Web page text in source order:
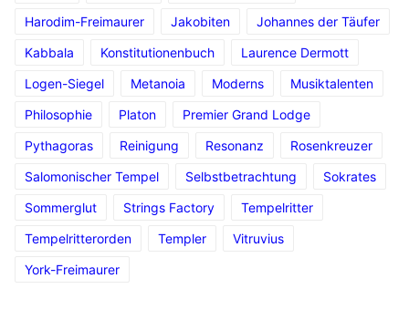
Harodim-Freimaurer
Jakobiten
Johannes der Täufer
Kabbala
Konstitutionenbuch
Laurence Dermott
Logen-Siegel
Metanoia Moderns
Musiktalenten
Philosophie
Platon
Premier Grand Lodge
Pythagoras
Reinigung Resonanz
Rosenkreuzer
Salomonischer Tempel
Selbstbetrachtung
Sokrates
Sommerglut
Strings Factory
Tempelritter
Tempelritterorden
Templer
Vitruvius
York-Freimaurer